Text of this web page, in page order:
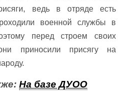
ведь в отряде есть
военной службы в
перед строем своих
приносили присягу на
На базе ДУОО